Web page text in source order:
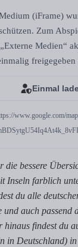
(iFrame)
Zum
Medien“
freigegeben
Einmal
www.google.com/
die bessere
Inseln farblich
du alle
und auch passend
hinaus findest du
in Deutschland)